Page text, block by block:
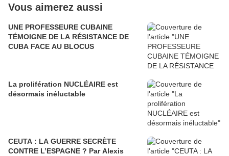
Vous aimerez aussi
UNE PROFESSEURE CUBAINE
TÉMOIGNE DE LA RÉSISTANCE DE
CUBA FACE AU BLOCUS
La prolifération NUCLÉAIRE est
désormais inéluctable
CEUTA : LA GUERRE SECRÈTE
CONTRE L’ESPAGNE ? Par Alexis